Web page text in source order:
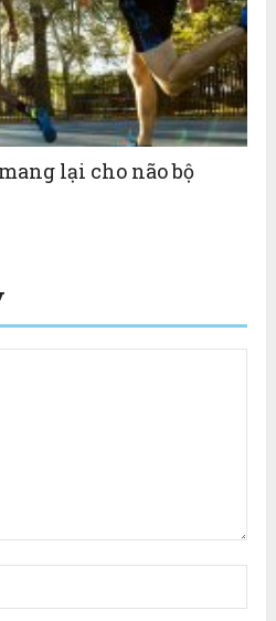
lại cho não bộ